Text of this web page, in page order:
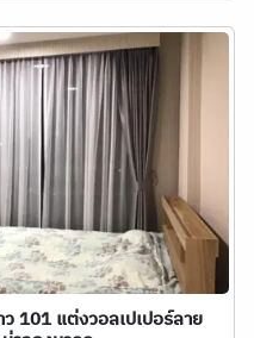
101 แต่งวอลเปเปอร์ลาย